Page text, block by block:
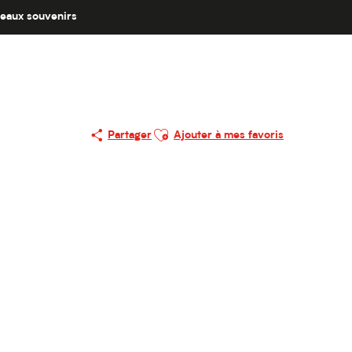
souvenirs
Partager
Ajouter aux favoris
Ajouter à mes favoris